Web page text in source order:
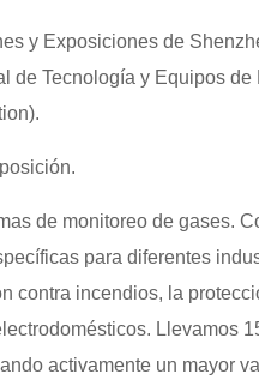
y Exposiciones de
de Tecnología y Equipos de
de monitoreo de gases.
para diferentes
contra incendios, la
Llevamos
activamente un mayor